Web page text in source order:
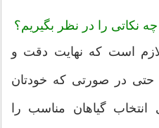
نکاتی را در نظر بگیریم؟
است که نهایت دقت و
حتی در صورتی که خودتان
گیاهان مناسب را